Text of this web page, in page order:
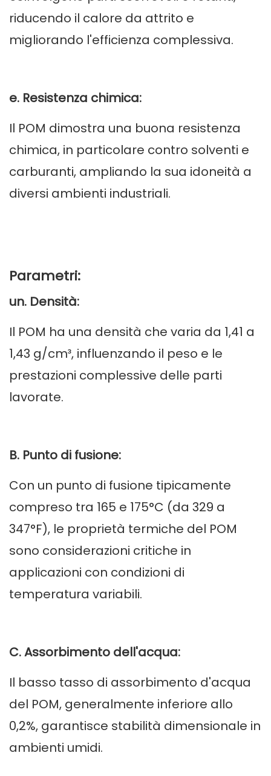
riducendo il calore da attrito e
migliorando l'efficienza complessiva.
e. Resistenza chimica:
Il POM dimostra una buona resistenza
chimica, in particolare contro solventi e
carburanti, ampliando la sua idoneità a
diversi ambienti industriali.
Parametri:
un. Densità:
Il POM ha una densità che varia da 1,41 a
1,43 g/cm³, influenzando il peso e le
prestazioni complessive delle parti
lavorate.
B. Punto di fusione:
Con un punto di fusione tipicamente
compreso tra 165 e 175°C (da 329 a
347°F), le proprietà termiche del POM
sono considerazioni critiche in
applicazioni con condizioni di
temperatura variabili.
C. Assorbimento dell'acqua:
Il basso tasso di assorbimento d'acqua
del POM, generalmente inferiore allo
0,2%, garantisce stabilità dimensionale in
ambienti umidi.